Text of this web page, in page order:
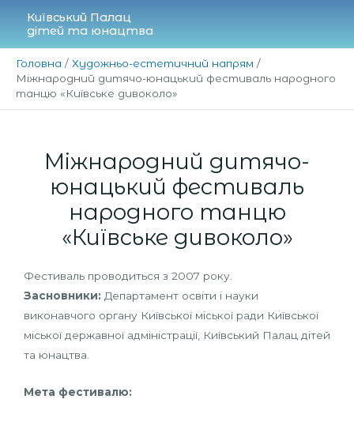
вмісту
Київський Палац
дітей та юнацтва
Головна
Художньо-естетичний напрям
Міжнародний дитячо-юнацький фестиваль народного
танцю «Київське дивоколо»
Міжнародний дитячо-
юнацький фестиваль
народного танцю
«Київське дивоколо»
Фестиваль проводиться з 2007 року.
Засновники: Департамент освіти і науки
виконавчого органу Київської міської ради Київської
міської державної адміністрації, Київський Палац дітей
та юнацтва.
Мета фестивалю: